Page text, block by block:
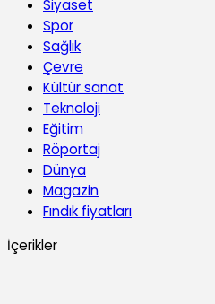
Siyaset
Spor
Sağlık
Çevre
Kültür sanat
Teknoloji
Eğitim
Röportaj
Dünya
Magazin
Fındık fiyatları
İçerikler